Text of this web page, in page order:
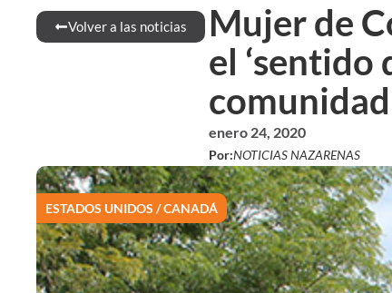
Volver a las noticias
Mujer de
el ‘sentido
comunidad
enero 24, 2020
Por:NOTICIAS NAZARENAS
ESTADOS UNIDOS / CANADÁ